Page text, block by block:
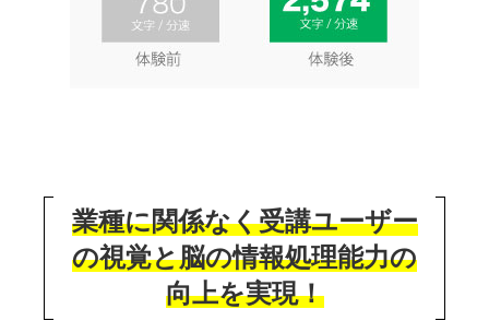
業種に関係なく受講ユーザー
の視覚と脳の情報処理能力の
向上を実現！